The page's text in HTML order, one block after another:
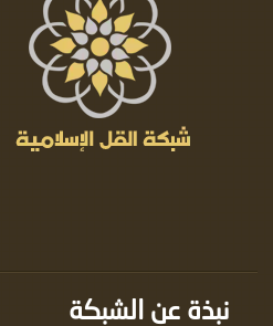
نبذة عن الشبكة